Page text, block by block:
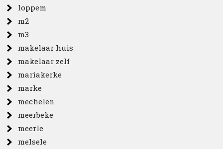
loppem
m2
m3
makelaar huis
makelaar zelf
mariakerke
marke
mechelen
meerbeke
meerle
melsele